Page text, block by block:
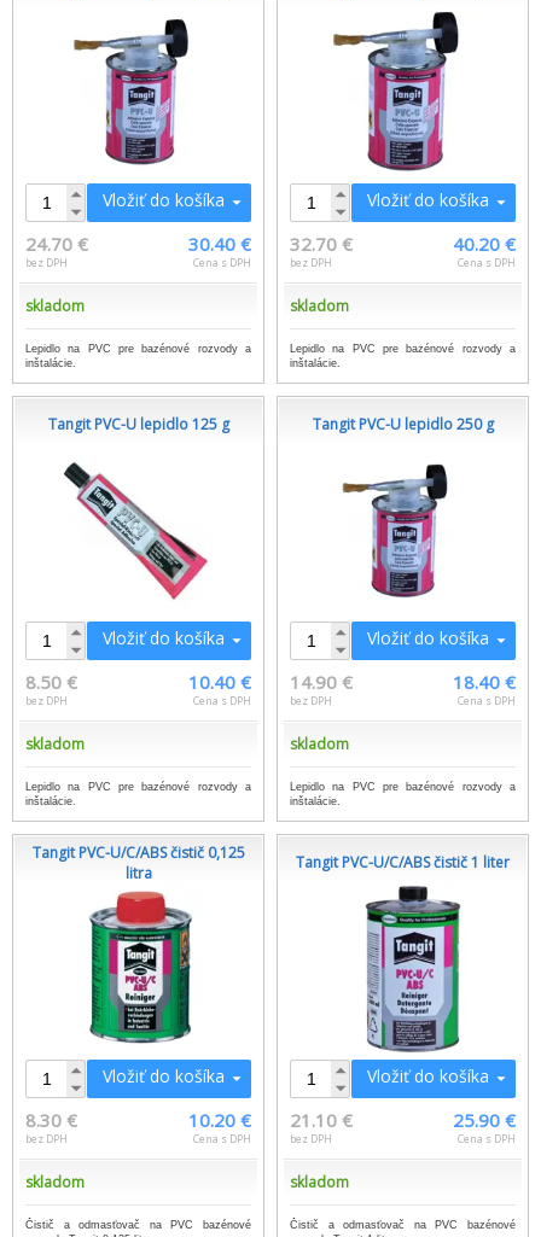
Vložiť do košíka
24.70 €
bez DPH
30.40 €
Cena s DPH
skladom
Lepidlo na PVC pre bazénové rozvody a
inštalácie.
Vložiť do košíka
32.70 €
bez DPH
40.20 €
Cena s DPH
skladom
Lepidlo na PVC pre bazénové rozvody a
inštalácie.
Tangit PVC-U lepidlo 125 g
Vložiť do košíka
8.50 €
bez DPH
10.40 €
Cena s DPH
skladom
Lepidlo na PVC pre bazénové rozvody a
inštalácie.
Tangit PVC-U lepidlo 250 g
Vložiť do košíka
14.90 €
bez DPH
18.40 €
Cena s DPH
skladom
Lepidlo na PVC pre bazénové rozvody a
inštalácie.
Tangit PVC-U/C/ABS čistič 0,125
litra
Vložiť do košíka
8.30 €
bez DPH
10.20 €
Cena s DPH
skladom
Čistič a odmasťovač na PVC bazénové
Tangit PVC-U/C/ABS čistič 1 liter
Vložiť do košíka
21.10 €
bez DPH
25.90 €
Cena s DPH
skladom
Čistič a odmasťovač na PVC bazénové